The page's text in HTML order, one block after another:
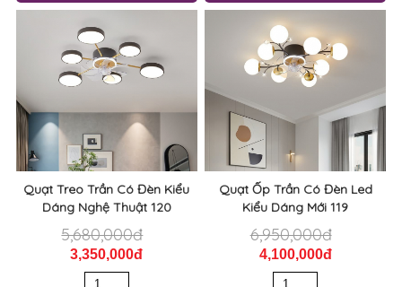
Quạt Treo Trần Có Đèn Kiểu
Dáng Nghệ Thuật 120
5,680,000đ
3,350,000đ
Quạt Ốp Trần Có Đèn Led
Kiểu Dáng Mới 119
6,950,000đ
4,100,000đ